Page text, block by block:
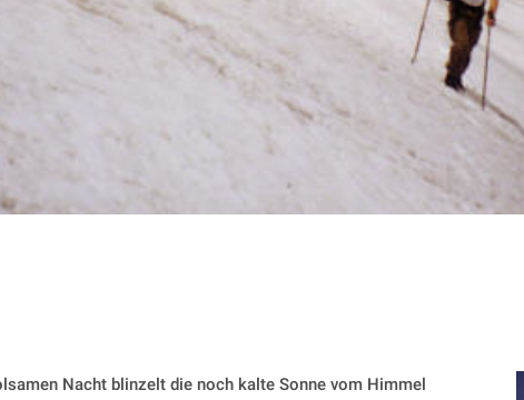
Nacht blinzelt die noch kalte Sonne vom Himmel